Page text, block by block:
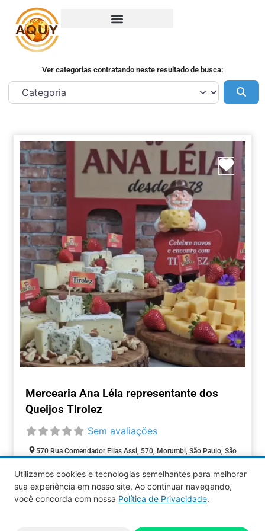
Ver categorias contratando neste resultado de busca:
Mercearia Ana Léia representante dos
Queijos Tirolez
Sem avaliações
570 Rua Comendador Elias Assi, 570, Morumbi, São Paulo, São
COMÉRCIOS Closed today:
Utilizamos cookies e tecnologias semelhantes para melhorar
sua experiência em nosso site. Ao continuar navegando,
você concorda com nossa Política de Privacidade.